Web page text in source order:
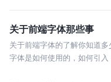
关于前端字体那些事
关于前端字体的了解你知道
字体是如何使用的，如何引入